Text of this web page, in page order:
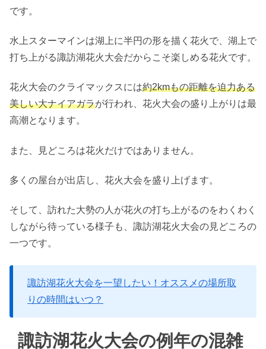
です。
水上スターマインは湖上に半円の形を描く花火で、湖上で
打ち上がる諏訪湖花火大会だからこそ楽しめる花火です。
花火大会のクライマックスには約2kmもの距離を迫力ある
美しい大ナイアガラが行われ、花火大会の盛り上がりは最
高潮となります。
また、見どころは花火だけではありません。
多くの屋台が出店し、花火大会を盛り上げます。
そして、訪れた大勢の人が花火の打ち上がるのをわくわく
しながら待っている様子も、諏訪湖花火大会の見どころの
一つです。
諏訪湖花火大会を一望したい！オススメの場所取
りの時間はいつ？
諏訪湖花火大会の例年の混雑